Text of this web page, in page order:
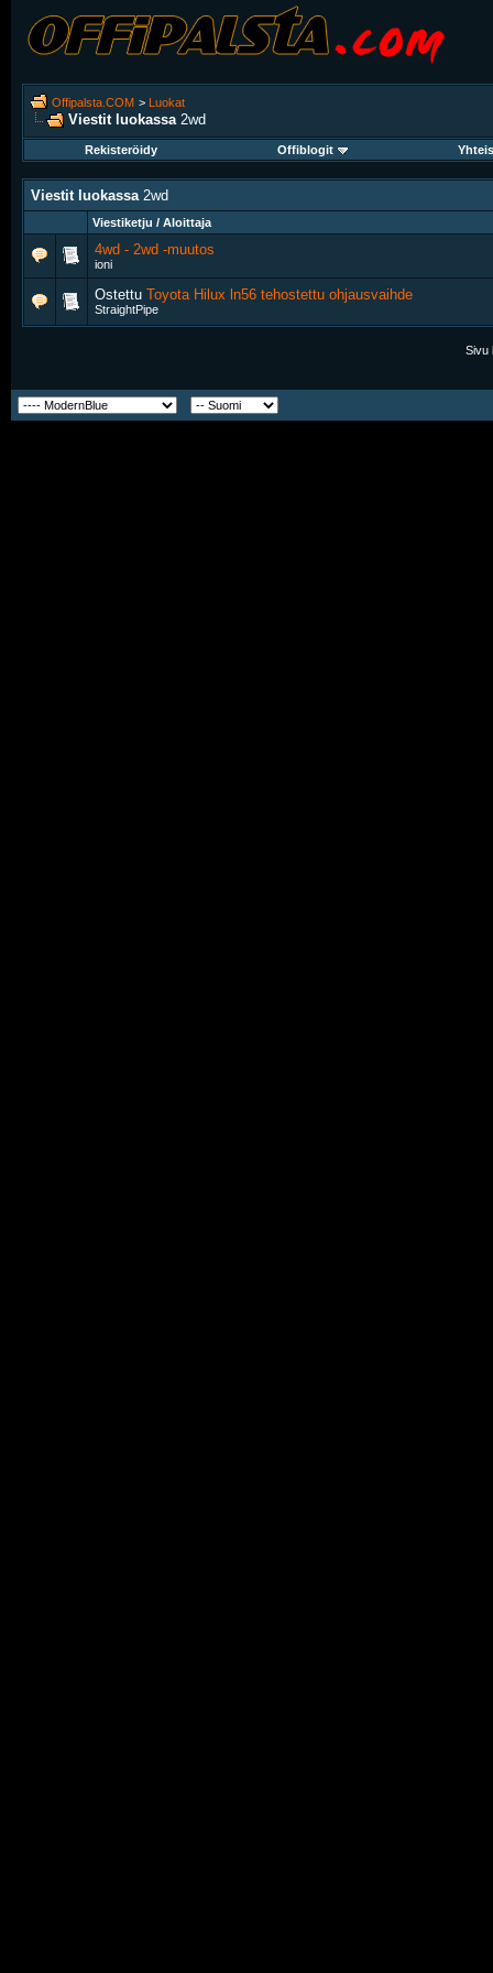
Offipalsta.COM > Luokat
Viestit luokassa 2wd
Rekisteröidy Offiblogit
Viestit luokassa 2wd
Viestiketju / Aloittaja
4wd - 2wd -muutos
ioni
Ostettu Toyota Hilux ln56 tehostettu ohjausvaihde
StraightPipe
Sivu